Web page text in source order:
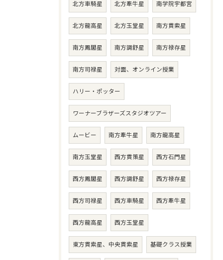
北方車騎星 北方牽牛星 南学院宇都宮
北方龍高星 北方玉堂星 南方貫索星
南方鳳閣星 南方調舒星 南方禄存星
南方司禄星 対面、オンライン授業
ハリー・ポッター
ワーナーブラザーズスタジオツアー
ムービー 南方牽牛星 南方龍高星
南方玉堂星 西方貫策星 西方石門星
西方鳳閣星 西方調舒星 西方禄存星
西方司禄星 西方車騎星 西方牽牛星
西方龍高星 西方玉堂星
東方貫索星、中央貫索星 基礎クラス授業